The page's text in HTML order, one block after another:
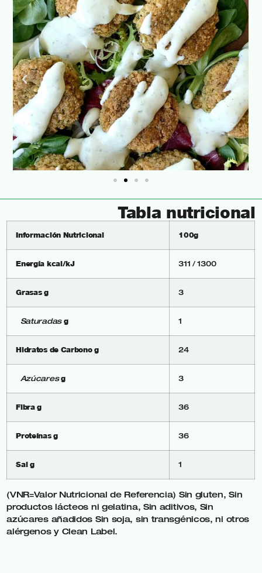
Tabla nutricional
Información Nutricional 100g
Energía kcal/kJ 311 / 1300
Grasas g 3
Saturadas g 1
Hidratos de Carbono g 24
Azúcaresg 3
Fibra g 36
Proteínas g 36
Sal g 1
(VNR=Valor Nutricional de Referencia) Sin gluten, Sin
productos lácteos ni gelatina, Sin aditivos, Sin
azúcares añadidos Sin soja, sin transgénicos, ni otros
alérgenos y Clean Label.